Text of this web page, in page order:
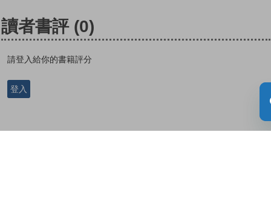
讀者書評 (0)
請登入給你的書籍評分
登入